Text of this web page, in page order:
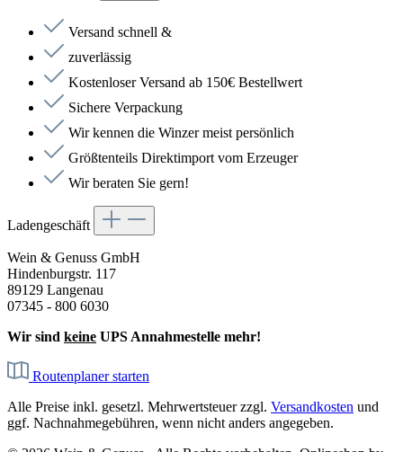
Versand schnell &
zuverlässig
Kostenloser Versand ab 150€ Bestellwert
Sichere Verpackung
Wir kennen die Winzer meist persönlich
Größtenteils Direktimport vom Erzeuger
Wir beraten Sie gern!
Ladengeschäft
Wein & Genuss GmbH
Hindenburgstr. 117
89129 Langenau
07345 - 800 6030
Wir sind keine UPS Annahmestelle mehr!
Routenplaner starten
Alle Preise inkl. gesetzl. Mehrwertsteuer zzgl. Versandkosten und
ggf. Nachnahmegebühren, wenn nicht anders angegeben.